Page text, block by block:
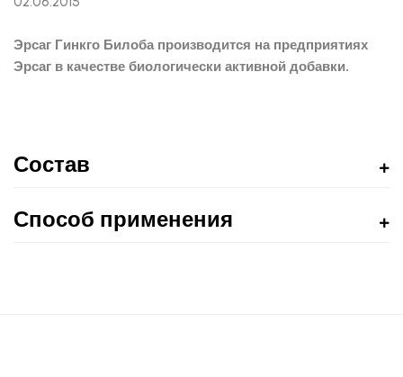
Эрсаг Гинкго Билоба производится на предприятиях
Эрсаг в качестве биологически активной добавки.
Состав
Способ применения